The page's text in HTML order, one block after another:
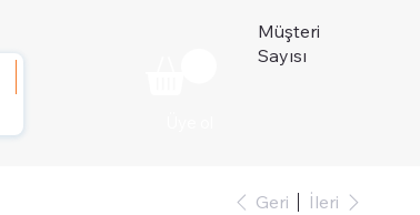
Müşteri
Sayısı
Geri İleri